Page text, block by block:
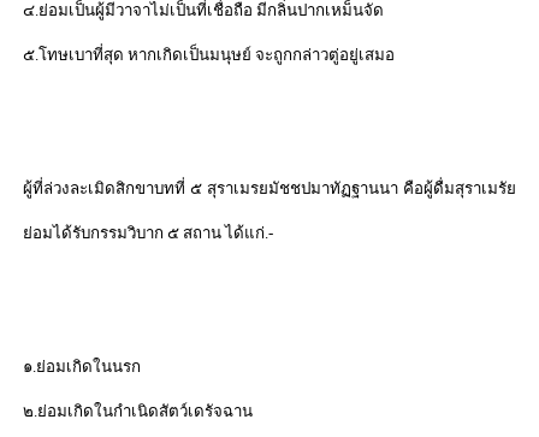
๔.ย่อมเป็นผู้มีวาจาไม่เป็นที่เชื่อถือ มีกลิ่นปากเหม็นจัด
๕.โทษเบาที่สุด หากเกิดเป็นมนุษย์ จะถูกกล่าวตู่อยู่เสมอ
ผู้ที่ล่วงละเมิดสิกขาบทที่ ๕ สุราเมรยมัชชปมาทัฏฐานนา คือผู้ดื่มสุราเมรัย
ย่อมได้รับกรรมวิบาก ๕ สถาน ได้แก่.-
๑.ย่อมเกิดในนรก
๒.ย่อมเกิดในกำเนิดสัตว์เดรัจฉาน